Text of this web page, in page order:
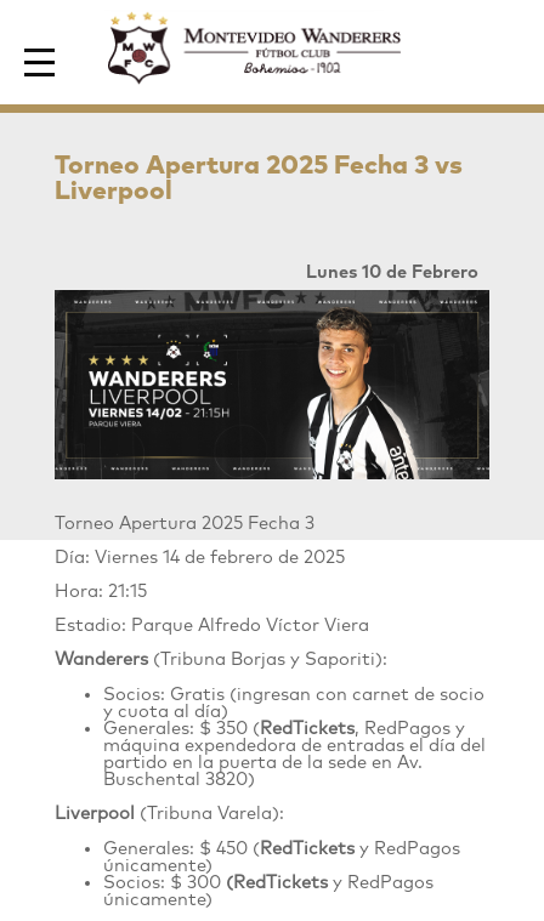
Area de Socios
Torneo Apertura 2025 Fecha 3 vs
Liverpool
Lunes 10 de Febrero
Torneo Apertura 2025 Fecha 3
Día: Viernes 14 de febrero de 2025
Hora: 21:15
Estadio: Parque Alfredo Víctor Viera
Wanderers(Tribuna Borjas y Saporiti):
Socios: Gratis (ingresan con carnet de socio
y cuota al día)
Generales: $ 350 (RedTickets, RedPagos y
máquina expendedora de entradas el día del
partido en la puerta de la sede en Av.
Buschental 3820)
Liverpool (Tribuna Varela):
Generales: $ 450 (RedTickets y RedPagos
únicamente)
Socios: $ 300 (RedTicketsy RedPagos
únicamente)